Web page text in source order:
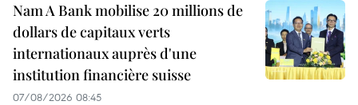
Nam A Bank mobilise 20 millions de
dollars de capitaux verts
internationaux auprès d'une
institution financière suisse
07/08/2026 08:45